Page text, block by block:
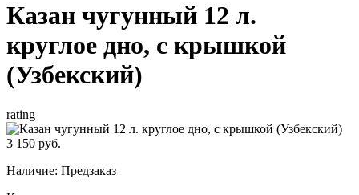
Казан чугунный 12 л.
круглое дно, с крышкой
(Узбекский)
rating
3 150 руб.
Наличие: Предзаказ